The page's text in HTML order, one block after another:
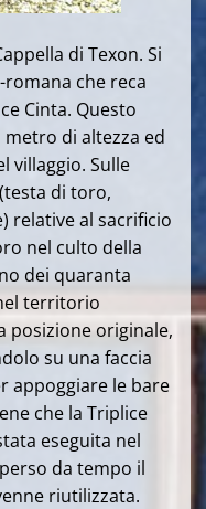
di Texon. Si
che reca
Cinta. Questo
di altezza ed
villaggio. Sulle
di toro,
relative al sacrificio
nel culto della
dei quaranta
territorio
posizione originale,
su una faccia
appoggiare le bare
che la Triplice
eseguita nel
perso da tempo il
riutilizzata.